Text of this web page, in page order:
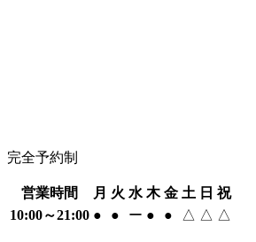
完全予約制
営業時間 月 火 水 木 金 土 日 祝
10:00～21:00 ● ● ー ● ● △ △ △